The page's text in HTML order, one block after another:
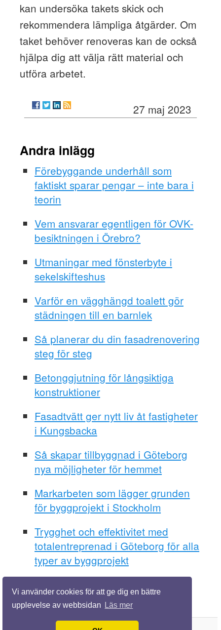
Vi använder cookies för att ge dig en bättre
upplevelse av webbsidan
Läs mer
kan undersöka takets skick och
rekommendera lämpliga åtgärder. Om
taket behöver renoveras kan de också
hjälpa dig att välja rätt material och
utföra arbetet.
27 maj 2023
Andra inlägg
Förebyggande underhåll som
faktiskt sparar pengar – inte bara i
teorin
Vem ansvarar egentligen för OVK-
besiktningen i Örebro?
Utmaningar med fönsterbyte i
sekelskifteshus
Varför en vägghängd toalett gör
städningen till en barnlek
Så planerar du din fasadrenovering
steg för steg
Betonggjutning för långsiktiga
konstruktioner
Fasadtvätt ger nytt liv åt fastigheter
i Kungsbacka
Så skapar tillbyggnad i Göteborg
nya möjligheter för hemmet
Markarbeten som lägger grunden
för byggprojekt i Stockholm
Trygghet och effektivitet med
totalentreprenad i Göteborg för alla
typer av byggprojekt